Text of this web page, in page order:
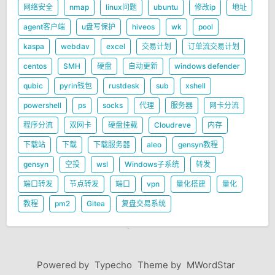
网络安全 nmap linux问题 ubuntu 修改ip 地址
agent客户端 u盘写保护 hiveos wk pool
kaspa webdav excel 交易计划 订单流交易计划
centos SMH 硬盘 自动更新 windows defender
qubic pyrin钱包 rustdesk sub xshell
powershell ps socks 代理 服务器 网卡分流
程序分流 双网卡 硬盘挂载 Cloudreve 内存
下载站 下载 下载服务器 aleo gensyn教程
gensyn 空投 wsl Windows子系统 转发
端口转发 节点转发 端口 vpn 量化搭建 量化
教程 pm2 Gitea 复盘交易系统
Powered by Typecho Theme by MWordStar